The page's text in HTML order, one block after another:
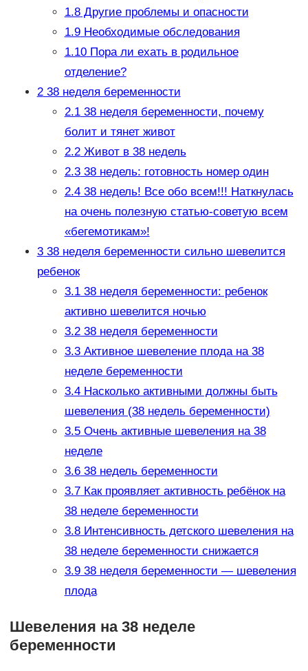
1.8Другие проблемы и опасности
1.9Необходимые обследования
1.10Пора ли ехать в родильное
отделение?
238 неделя беременности
2.138 неделя беременности, почему
болит и тянет живот
2.2Живот в 38 недель
2.338 недель: готовность номер один
2.438 недель! Все обо всем!!! Наткнулась
на очень полезную статью-советую всем
«бегемотикам»!
338 неделя беременности сильно шевелится
ребенок
3.138 неделя беременности: ребенок
активно шевелится ночью
3.238 неделя беременности
3.3Активное шевеление плода на 38
неделе беременности
3.4Насколько активными должны быть
шевеления (38 недель беременности)
3.5Очень активные шевеления на 38
неделе
3.638 недель беременности
3.7Как проявляет активность ребёнок на
38 неделе беременности
3.8Интенсивность детского шевеления на
38 неделе беременности снижается
3.938 неделя беременности — шевеления
плода
Шевеления на 38 неделе
беременности